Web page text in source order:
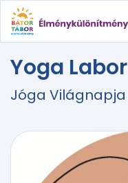
Yoga Labor
Jóga Világnapja